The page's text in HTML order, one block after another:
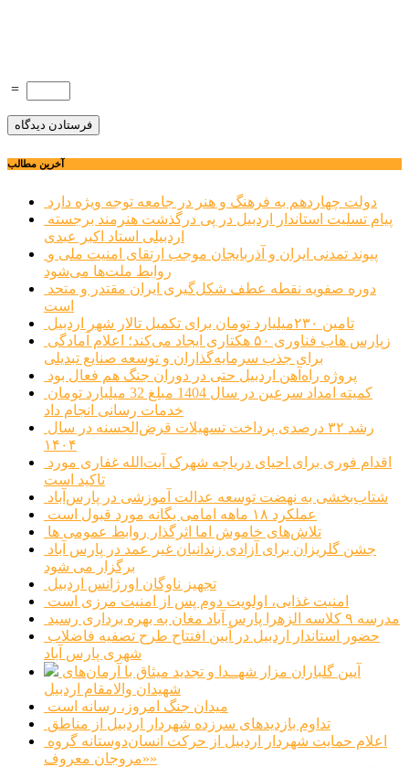
=
آخرین مطالب
دولت چهاردهم به فرهنگ و هنر در جامعه توجه ویژه دارد
اردبیلی استاد اکبر عبدی
روابط ملت‌ها می‌شود
است
تامین ۲۳۰میلیارد تومان برای تکمیل تالار شهر اردبیل
برای جذب سرمایه‌گذاران و توسعه صنایع تبدیلی
پروژه راه‌آهن اردبیل حتی در دوران جنگ هم فعال بود
خدمات رسانی انجام داد
۱۴۰۴
تاکید است
شتاب‌بخشی به نهضت توسعه عدالت آموزشی در پارس‌آباد
عملکرد ۱۸ ماهه امامی یگانه مورد قبول است
تلاش‌های خاموش اما اثرگذار روابط عمومی ها
برگزار می شود
تجهیز ناوگان اورژانس اردبیل
امنیت غذایی، اولویت دوم پس از امنیت مرزی است
مدرسه ۹ کلاسه الزهرا پارس آباد مغان به بهره برداری رسید
شهری پارس آباد
شهیدان والامقام اردبیل
میدان جنگ امروز، رسانه است
تداوم بازدیدهای سرزده شهردار اردبیل از مناطق
«مروجان معروف»